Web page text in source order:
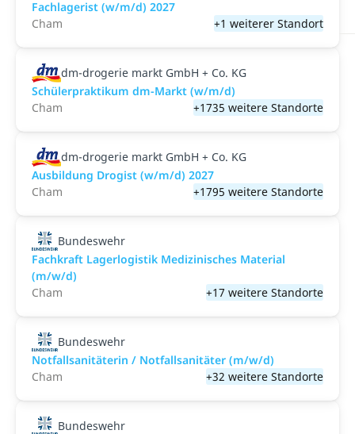
Fachlagerist (w/m/d) 2027
Cham
+1 weiterer Standort
dm-drogerie markt GmbH + Co. KG
Schülerpraktikum dm-Markt (w/m/d)
Cham
+1735 weitere Standorte
dm-drogerie markt GmbH + Co. KG
Ausbildung Drogist (w/m/d) 2027
Cham
+1795 weitere Standorte
Bundeswehr
Fachkraft Lagerlogistik Medizinisches Material
(m/w/d)
Cham
+17 weitere Standorte
Bundeswehr
Notfallsanitäterin / Notfallsanitäter (m/w/d)
Cham
+32 weitere Standorte
Bundeswehr